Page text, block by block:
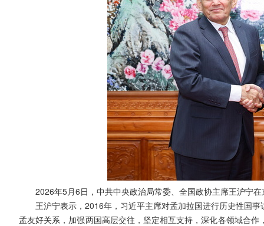
2026年5月6日，中共中央政治局常委、全国政协主席王沪宁
王沪宁表示，2016年，习近平主席对孟加拉国进行历史性国
孟友好关系，加强两国高层交往，坚定相互支持，深化各领域合